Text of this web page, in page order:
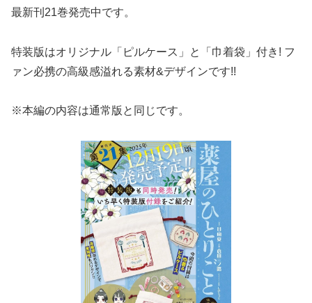
最新刊21巻発売中です。
特装版はオリジナル「ピルケース」と「巾着袋」付き! フ
ァン必携の高級感溢れる素材&デザインです!!
※本編の内容は通常版と同じです。